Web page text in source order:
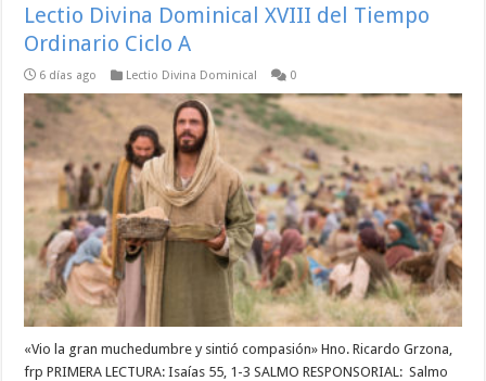
Lectio Divina Dominical XVIII del Tiempo
Ordinario Ciclo A
6 días ago Lectio Divina Dominical 0
«Vio la gran muchedumbre y sintió compasión» Hno. Ricardo Grzona,
frp PRIMERA LECTURA: Isaías 55, 1-3 SALMO RESPONSORIAL: Salmo